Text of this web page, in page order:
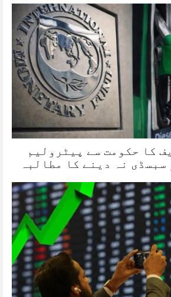
کا حکومت سے پیٹرولیم
سبسڈی نہ دینے کا مطالبہ